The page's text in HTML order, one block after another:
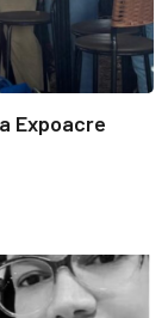
Expoacre